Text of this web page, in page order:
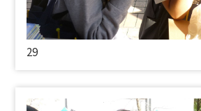
29